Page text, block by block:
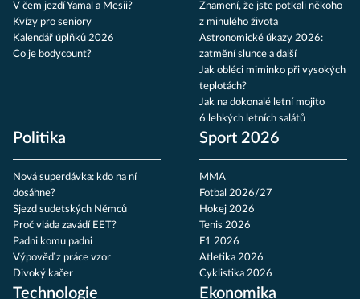
V čem jezdí Yamal a Mesii?
Kvízy pro seniory
Kalendář úplňků 2026
Co je bodycount?
Znamení, že jste potkali někoho
z minulého života
Astronomické úkazy 2026:
zatmění slunce a další
Jak obléci miminko při vysokých
teplotách?
Jak na dokonalé letní mojito
6 lehkých letních salátů
Politika
Nová superdávka: kdo na ní
dosáhne?
Sjezd sudetských Němců
Proč vláda zavádí EET?
Padni komu padni
Výpověď z práce vzor
Divoký kačer
Sport 2026
MMA
Fotbal 2026/27
Hokej 2026
Tenis 2026
F1 2026
Atletika 2026
Cyklistika 2026
Technologie Ekonomika